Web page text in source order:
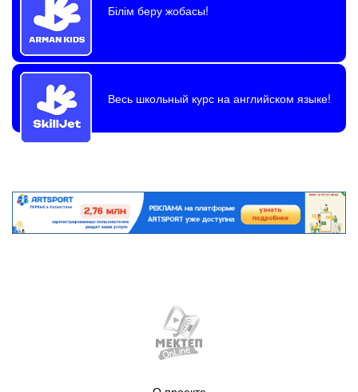
Білім беру жобасы!
Весь школьный курс на английском языке!